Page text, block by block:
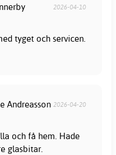
2026-04-10
tyget och servicen.
Andreasson 2026-04-20
och få hem. Hade
glasbitar.